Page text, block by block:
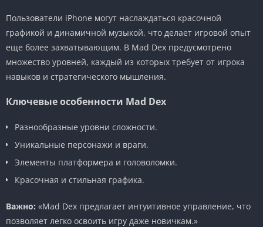
Пользователи iPhone могут наслаждаться красочной
графикой и динамичной музыкой, что делает игровой опыт
еще более захватывающим. В Mad Dex предусмотрено
множество уровней, каждый из которых требует от игрока
навыков и стратегического мышления.
Ключевые особенности Mad Dex
Разнообразные уровни сложности.
Уникальные персонажи и враги.
Элементы платформера и головоломки.
Красочная и стильная графика.
Важно: «Mad Dex предлагает интуитивное управление, что
позволяет легко освоить игру даже новичкам.»